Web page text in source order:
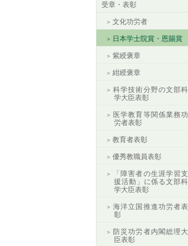
受章・表彰
文化功労者
日本学士院賞・恩賜賞
紫綬褒章
紺綬褒章
科学技術分野の文部科
学大臣表彰
医学教育等関係業務功
労者表彰
教育者表彰
優秀教職員表彰
「障害者の生涯学習支
援活動」に係る文部科
学大臣表彰
海洋立国推進功労者表
彰
防災功労者内閣総理大
臣表彰